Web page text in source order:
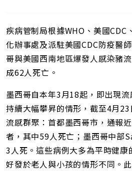
疾病管制局根據WHO、美國CDC
化辦事處及派駐美國CDC防疫醫
哥與美國西南地區爆發人感染豬
成62人死亡。
墨西哥自本年3月18起，即出現
持續大幅攀昇的情形，截至4月
流感群聚：首都墨西哥市，通報
者，其中59人死亡；墨西哥中部
3人死。這些病例大多為平時健
好發於老人與小孩的情形不同。